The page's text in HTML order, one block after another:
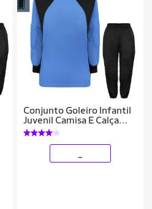
Conjunto Goleiro Infantil
Juvenil Camisa E Calça
Acolchoada Novo Modelo